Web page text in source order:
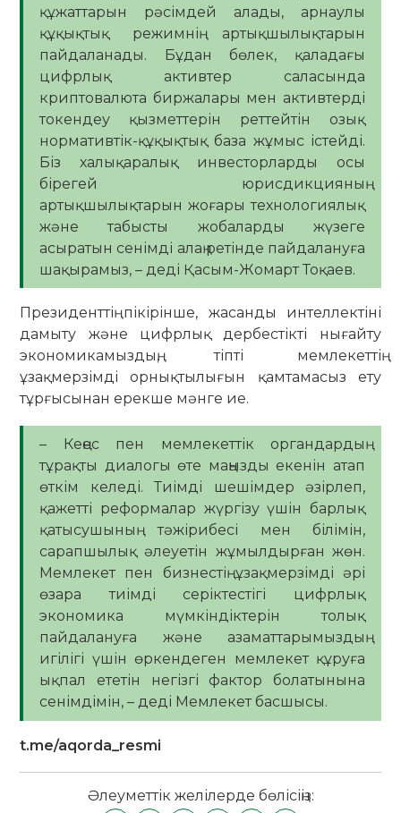
құжаттарын рәсімдей алады, арнаулы
құқықтық режимнің артықшылықтарын
пайдаланады. Бұдан бөлек, қаладағы
цифрлық активтер саласында
криптовалюта биржалары мен активтерді
токендеу қызметтерін реттейтін озық
нормативтік-құқықтық база жұмыс істейді.
Біз халықаралық инвесторларды осы
бірегей юрисдикцияның
артықшылықтарын жоғары технологиялық
және табысты жобаларды жүзеге
асыратын сенімді алаң ретінде пайдалануға
шақырамыз, – деді Қасым-Жомарт Тоқаев.
Президенттің пікірінше, жасанды интеллектіні
дамыту және цифрлық дербестікті нығайту
экономикамыздың, тіпті мемлекеттің
ұзақмерзімді орнықтылығын қамтамасыз ету
тұрғысынан ерекше мәнге ие.
– Кеңес пен мемлекеттік органдардың
тұрақты диалогы өте маңызды екенін атап
өткім келеді. Тиімді шешімдер әзірлеп,
қажетті реформалар жүргізу үшін барлық
қатысушының тәжірибесі мен білімін,
сарапшылық әлеуетін жұмылдырған жөн.
Мемлекет пен бизнестің ұзақмерзімді әрі
өзара тиімді серіктестігі цифрлық
экономика мүмкіндіктерін толық
пайдалануға және азаматтарымыздың
игілігі үшін өркендеген мемлекет құруға
ықпал ететін негізгі фактор болатынына
сенімдімін, – деді Мемлекет басшысы.
t.me/aqorda_resmi
Әлеуметтік желілерде бөлісіңіз: